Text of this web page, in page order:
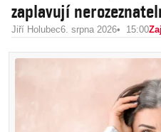
zaplavují
Jiří Holubec6. srpna 2026 15:00